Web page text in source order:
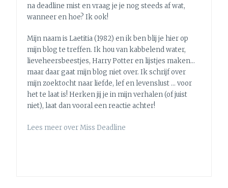
na deadline mist en vraag je je nog steeds af wat,
wanneer en hoe? Ik ook!
Mijn naam is Laetitia (1982) en ik ben blij je hier op
mijn blog te treffen. Ik hou van kabbelend water,
lieveheersbeestjes, Harry Potter en lijstjes maken…
maar daar gaat mijn blog niet over. Ik schrijf over
mijn zoektocht naar liefde, lef en levenslust … voor
het te laat is! Herken jij je in mijn verhalen (of juist
niet), laat dan vooral een reactie achter!
Lees meer over Miss Deadline